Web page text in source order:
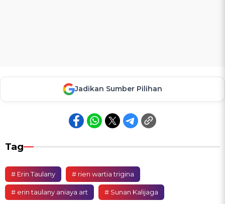
Jadikan Sumber Pilihan
Tag
# Erin Taulany # rien wartia trigina
# erin taulany aniaya art # Sunan Kalijaga